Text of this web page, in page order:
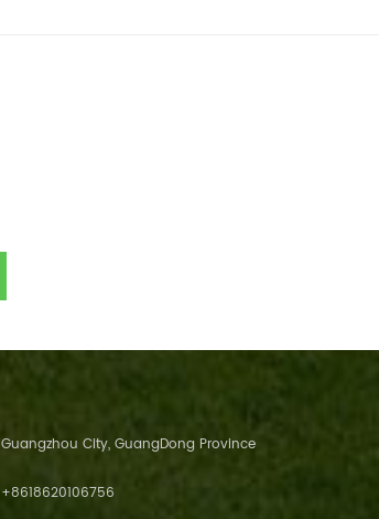
Guangzhou City, GuangDong Province
+8618620106756